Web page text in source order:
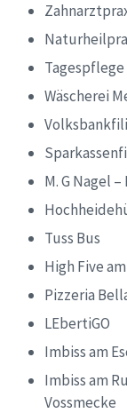
Wäscherei
M. G Nagel –
Tuss Bus
High Five
Pizzeria
LEbertiGO
Imbiss am
Imbiss am
Vossmecke